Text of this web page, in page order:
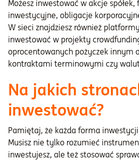
Możesz inwestować w akcje spółek,
inwestycyjne, obligacje
W sieci znajdziesz również
inwestować w projekty
oprocentowanych pożyczek innym
kontraktami terminowymi czy
Na jakich
inwestować?
Pamiętaj, że każda forma
Musisz nie tylko rozumieć
inwestujesz, ale też stosować